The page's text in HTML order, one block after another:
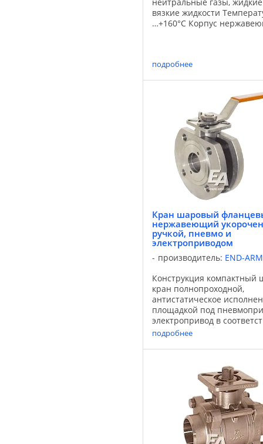
вязкие жидкости
…+160°С Корпус
подробнее
Кран шаровый
нержавеющий
ручкой, пневмо и
электроприводом
производитель: END-
Конструкция компактный
кран полнопроходной,
антистатическое
площадкой под
электропривод в
Среда нейтральные газы,
среды, вязкие жидкости,
среды Температура -30°С
подробнее